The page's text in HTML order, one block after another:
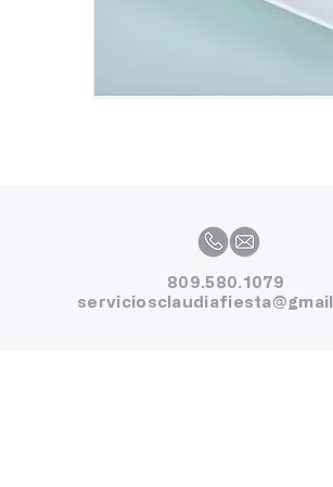
809.580.1079